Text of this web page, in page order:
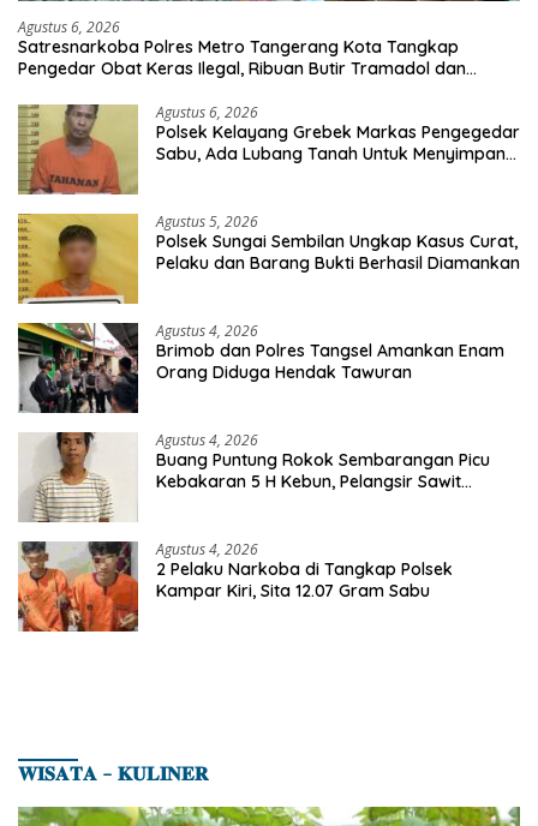
Agustus 6, 2026
Satresnarkoba Polres Metro Tangerang Kota Tangkap
Pengedar Obat Keras Ilegal, Ribuan Butir Tramadol dan
Agustus 6, 2026
Polsek Kelayang Grebek Markas Pengegedar
Sabu, Ada Lubang Tanah Untuk Menyimpan
Agustus 5, 2026
Polsek Sungai Sembilan Ungkap Kasus Curat,
Pelaku dan Barang Bukti Berhasil Diamankan
Agustus 4, 2026
Brimob dan Polres Tangsel Amankan Enam
Orang Diduga Hendak Tawuran
Agustus 4, 2026
Buang Puntung Rokok Sembarangan Picu
Kebakaran 5 H Kebun, Pelangsir Sawit
Agustus 4, 2026
2 Pelaku Narkoba di Tangkap Polsek
Kampar Kiri, Sita 12.07 Gram Sabu
𝐖𝐈𝐒𝐀𝐓𝐀 – 𝐊𝐔𝐋𝐈𝐍𝐄𝐑